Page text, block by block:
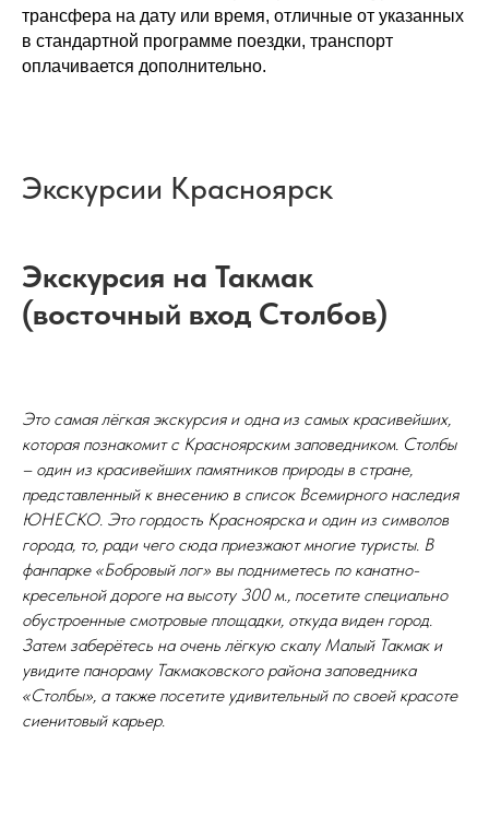
трансфера на дату или время, отличные от указанных
в стандартной программе поездки, транспорт
оплачивается дополнительно.
Экскурсии Красноярск
Экскурсия на Такмак
(восточный вход Столбов)
Это самая лёгкая экскурсия и одна из самых красивейших,
которая познакомит с Красноярским заповедником. Столбы
– один из красивейших памятников природы в стране,
представленный к внесению в список Всемирного наследия
ЮНЕСКО. Это гордость Красноярска и один из символов
города, то, ради чего сюда приезжают многие туристы. В
фанпарке «Бобровый лог» вы подниметесь по канатно-
кресельной дороге на высоту 300 м., посетите специально
обустроенные смотровые площадки, откуда виден город.
Затем заберётесь на очень лёгкую скалу Малый Такмак и
увидите панораму Такмаковского района заповедника
«Столбы», а также посетите удивительный по своей красоте
сиенитовый карьер.